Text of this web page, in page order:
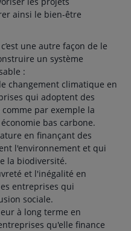
ainsi le bien-être
c’est une autre façon de le
un système
:
changement climatique en
qui adoptent des
par exemple la
bas carbone.
en finançant des
l'environnement et qui
la biodiversité.
et l'inégalité en
entreprises qui
sociale.
à long terme en
qu'elle finance